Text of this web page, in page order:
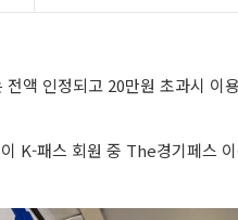
액 인정되고 20만원 초과시 이
K-패스 회원 중 The경기페스